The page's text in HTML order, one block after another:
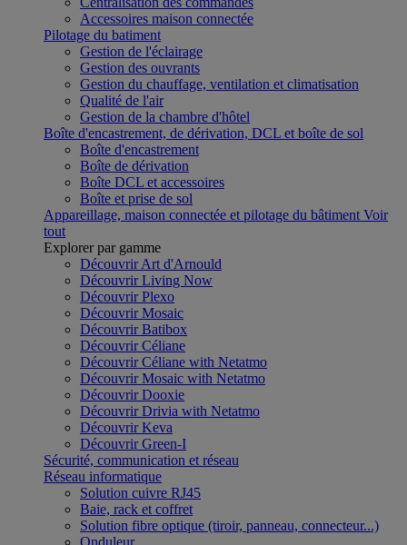
Accessoires maison connectée
Pilotage du batiment
Gestion de l'éclairage
Gestion des ouvrants
Gestion du chauffage, ventilation et climatisation
Qualité de l'air
Gestion de la chambre d'hôtel
Boîte d'encastrement, de dérivation, DCL et boîte de sol
Boîte d'encastrement
Boîte de dérivation
Boîte DCL et accessoires
Boîte et prise de sol
Appareillage, maison connectée et pilotage du bâtiment Voir
tout
Explorer par gamme
Découvrir Art d'Arnould
Découvrir Living Now
Découvrir Plexo
Découvrir Mosaic
Découvrir Batibox
Découvrir Céliane
Découvrir Céliane with Netatmo
Découvrir Mosaic with Netatmo
Découvrir Dooxie
Découvrir Drivia with Netatmo
Découvrir Keva
Découvrir Green-I
Sécurité, communication et réseau
Réseau informatique
Solution cuivre RJ45
Baie, rack et coffret
Solution fibre optique (tiroir, panneau, connecteur...)
Onduleur